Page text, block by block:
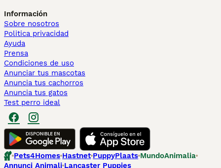
Información
Sobre nosotros
Politica privacidad
Ayuda
Prensa
Condiciones de uso
Anunciar tus mascotas
Anuncia tus cachorros
Anuncia tus gatos
Test perro ideal
Pets4Homes Hastnet PuppyPlaats MundoAnimalia
Annunci Animali Lancaster Puppies